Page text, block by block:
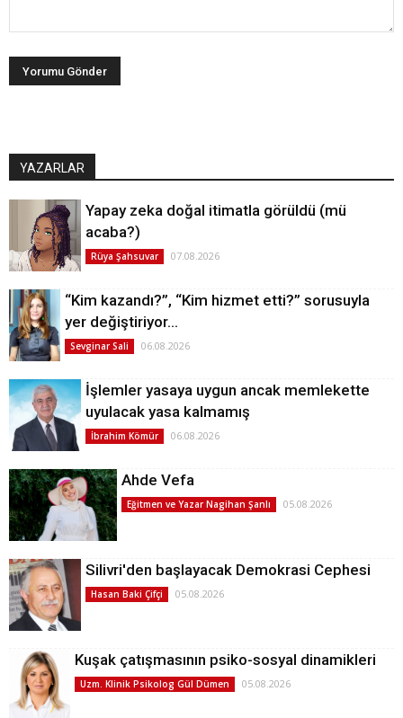
YAZARLAR
Yapay zeka doğal itimatla görüldü (mü
acaba?)
Rüya Şahsuvar 07.08.2026
“Kim kazandı?”, “Kim hizmet etti?” sorusuyla
yer değiştiriyor…
Sevginar Sali 06.08.2026
İşlemler yasaya uygun ancak memlekette
uyulacak yasa kalmamış
İbrahim Kömür 06.08.2026
Ahde Vefa
Eğitmen ve Yazar Nagihan Şanlı 05.08.2026
Silivri'den başlayacak Demokrasi Cephesi
Hasan Baki Çifçi 05.08.2026
Kuşak çatışmasının psiko-sosyal dinamikleri
Uzm. Klinik Psikolog Gül Dümen 05.08.2026